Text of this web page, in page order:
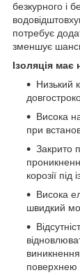
безкурного і
потребує
зменшує шанси
Ізоляція має
Низький
Висока
при
Закрито
корозії під
Висока
швидкий
поверхнею